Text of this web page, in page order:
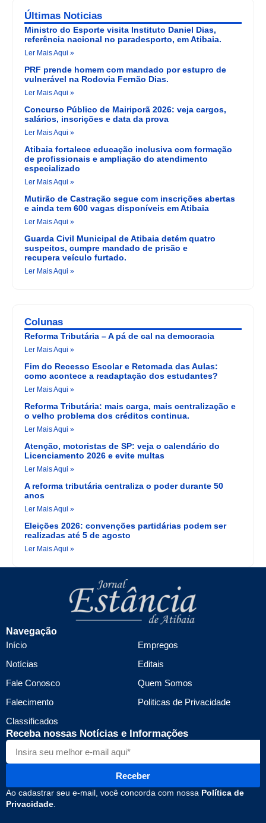
Últimas Noticias
Ministro do Esporte visita Instituto Daniel Dias,
referência nacional no paradesporto, em Atibaia.
Ler Mais Aqui »
PRF prende homem com mandado por estupro de
vulnerável na Rodovia Fernão Dias.
Ler Mais Aqui »
Concurso Público de Mairiporã 2026: veja cargos,
salários, inscrições e data da prova
Ler Mais Aqui »
Atibaia fortalece educação inclusiva com formação
de profissionais e ampliação do atendimento
especializado
Ler Mais Aqui »
Mutirão de Castração segue com inscrições abertas
e ainda tem 600 vagas disponíveis em Atibaia
Ler Mais Aqui »
Guarda Civil Municipal de Atibaia detém quatro
suspeitos, cumpre mandado de prisão e
recupera veículo furtado.
Ler Mais Aqui »
Colunas
Reforma Tributária – A pá de cal na democracia
Ler Mais Aqui »
Fim do Recesso Escolar e Retomada das Aulas:
como acontece a readaptação dos estudantes?
Ler Mais Aqui »
Reforma Tributária: mais carga, mais centralização e
o velho problema dos créditos continua.
Ler Mais Aqui »
Atenção, motoristas de SP: veja o calendário do
Licenciamento 2026 e evite multas
Ler Mais Aqui »
A reforma tributária centraliza o poder durante 50
anos
Ler Mais Aqui »
Eleições 2026: convenções partidárias podem ser
realizadas até 5 de agosto
Ler Mais Aqui »
Navegação
Início
Notícias
Fale Conosco
Falecimento
Classificados
Empregos
Editais
Quem Somos
Politicas de Privacidade
Receba nossas Notícias e Informações
Receber
Ao cadastrar seu e-mail, você concorda com nossa Política de
Privacidade.